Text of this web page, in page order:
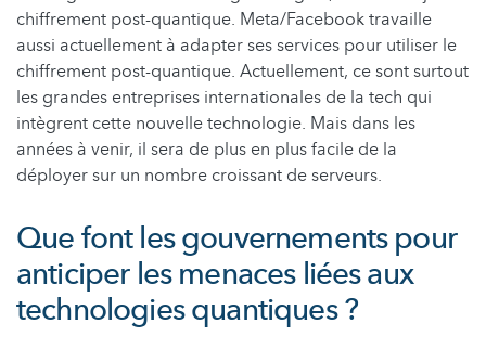
chiffrement post-quantique. Meta/Facebook travaille
aussi actuellement à adapter ses services pour utiliser le
chiffrement post-quantique. Actuellement, ce sont surtout
les grandes entreprises internationales de la tech qui
intègrent cette nouvelle technologie. Mais dans les
années à venir, il sera de plus en plus facile de la
déployer sur un nombre croissant de serveurs.
Que font les gouvernements pour
anticiper les menaces liées aux
technologies quantiques ?